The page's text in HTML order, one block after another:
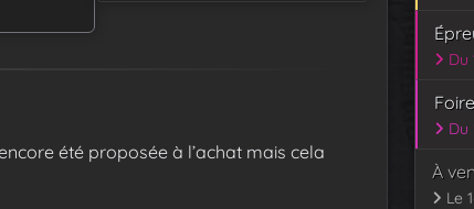
été proposée à l’achat mais cela
Du
Du
À
Le